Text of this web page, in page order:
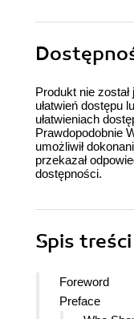
Produkt nie
ułatwień dostępu
ułatwieniach
Prawdopodobnie
umożliwił
przekazał
dostępności.
Spis treści
Foreword
Preface